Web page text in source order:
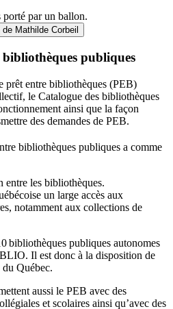
de Mathilde Corbeil
publiques
prêt entre bibliothèques (PEB)
le Catalogue des bibliothèques
ainsi que la façon
des demandes de PEB.
bibliothèques publiques a comme
entre les bibliothèques.
un large accès aux
notamment aux collections de
bibliothèques publiques autonomes
Il est donc à la disposition de
du Québec.
aussi le PEB avec des
et scolaires ainsi qu’avec des